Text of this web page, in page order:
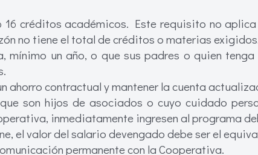
créditos académicos. Este requisito no
no tiene el total de créditos o materias
mínimo un año, o que sus padres o quien
ahorro contractual y mantener la cuenta
son hijos de asociados o cuyo cuidado
inmediatamente ingresen al programa
el valor del salario devengado debe ser el
permanente con la Cooperativa.